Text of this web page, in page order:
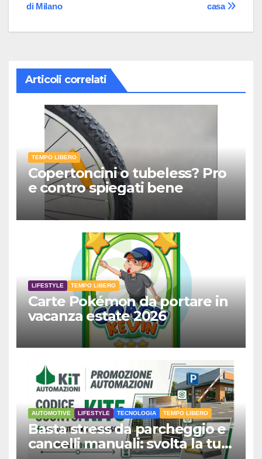
casa
di Milano
Articoli correlati
TEMPO LIBERO
Copertoncini o tubeless? Pro
e contro spiegati bene
LIFESTYLE TEMPO LIBERO
Carte Pokémon da portare in
vacanza estate 2026
AUTOMOTIVE LIFESTYLE TECNOLOGIA TEMPO LIBERO
Basta stress da parcheggio e
cancelli manuali: svolta la tua